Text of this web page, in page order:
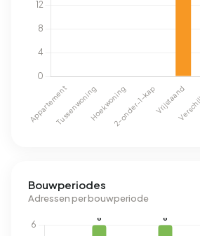
Bouwperiodes
Adressen per bouwperiode